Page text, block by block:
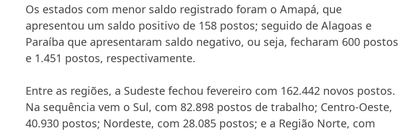
Os estados com menor saldo registrado foram o Amapá, que
apresentou um saldo positivo de 158 postos; seguido de Alagoas e
Paraíba que apresentaram saldo negativo, ou seja, fecharam 600 postos
e 1.451 postos, respectivamente.
Entre as regiões, a Sudeste fechou fevereiro com 162.442 novos postos.
Na sequência vem o Sul, com 82.898 postos de trabalho; Centro-Oeste,
40.930 postos; Nordeste, com 28.085 postos; e a Região Norte, com